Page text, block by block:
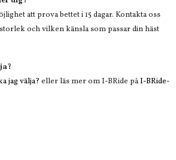
att prova bettet i 15 dagar. Kontakta oss
och vilken känsla som passar din häst
jag välja? eller läs mer om I-BRide påI-BRide-